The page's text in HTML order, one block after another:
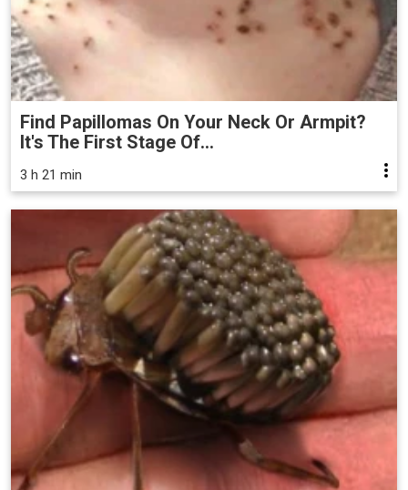
Find Papillomas On Your Neck Or Armpit?
It's The First Stage Of...
3 h 21 min